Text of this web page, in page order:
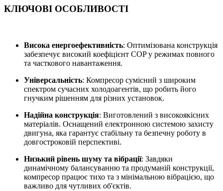
КЛЮЧОВІ ОСОБЛИВОСТІ
Висока енергоефективність: Оптимізована конструкція
забезпечує високий коефіцієнт COP у режимах повного
та часткового навантаження.
Універсальність: Компресор сумісний з широким
спектром сучасних холодоагентів, що робить його
гнучким рішенням для різних установок.
Надійна конструкція: Виготовлений з високоякісних
матеріалів. Оснащений електронною системою захисту
двигуна, яка гарантує стабільну та безпечну роботу в
довгостроковій перспективі.
Низький рівень шуму та вібрації: Завдяки
динамічному балансуванню та продуманій конструкції,
компресор працює тихо та з мінімальною вібрацією, що
важливо для чутливих об'єктів.